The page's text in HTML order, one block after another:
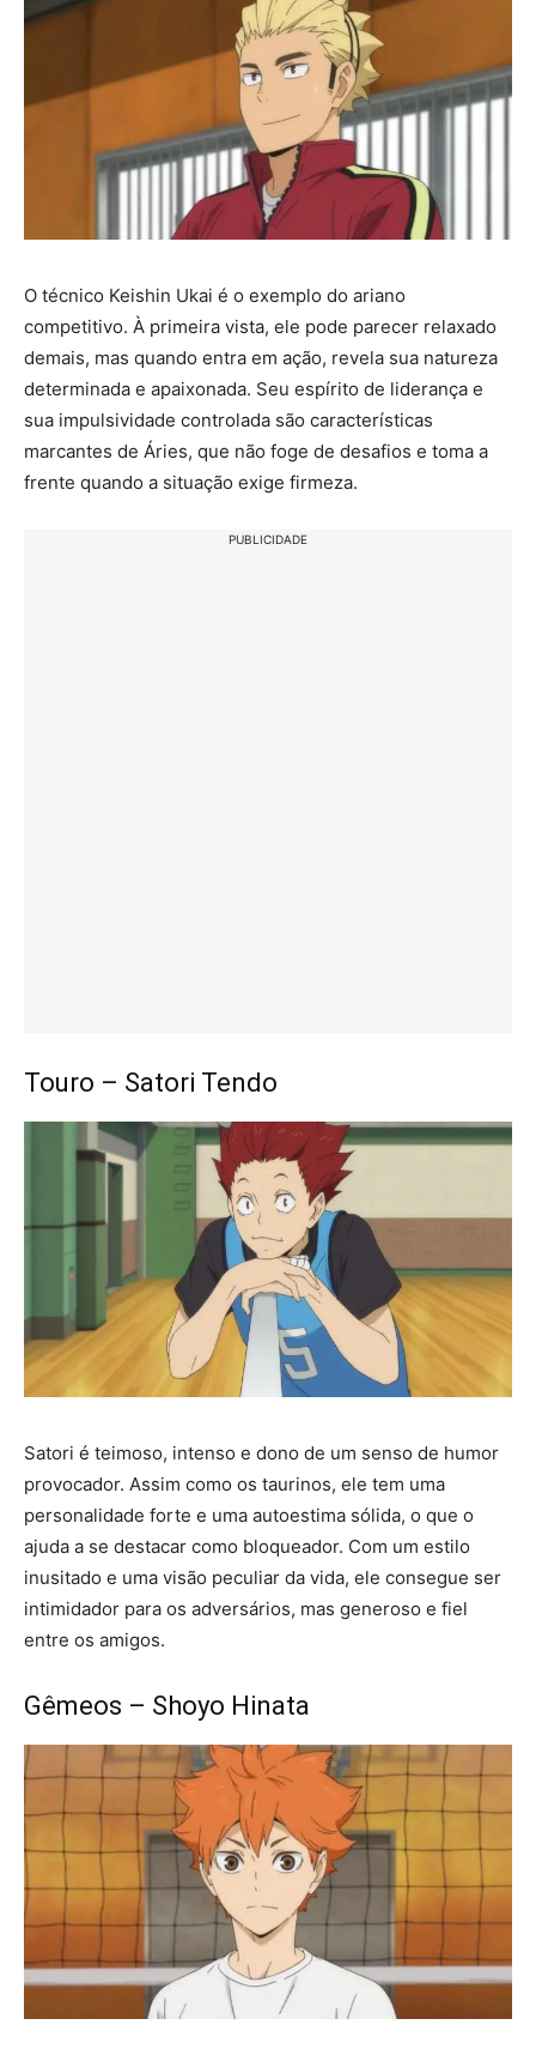
O técnico Keishin Ukai é o exemplo do ariano
competitivo. À primeira vista, ele pode parecer relaxado
demais, mas quando entra em ação, revela sua natureza
determinada e apaixonada. Seu espírito de liderança e
sua impulsividade controlada são características
marcantes de Áries, que não foge de desafios e toma a
frente quando a situação exige firmeza.
PUBLICIDADE
Touro – Satori Tendo
Satori é teimoso, intenso e dono de um senso de humor
provocador. Assim como os taurinos, ele tem uma
personalidade forte e uma autoestima sólida, o que o
ajuda a se destacar como bloqueador. Com um estilo
inusitado e uma visão peculiar da vida, ele consegue ser
intimidador para os adversários, mas generoso e fiel
entre os amigos.
Gêmeos – Shoyo Hinata